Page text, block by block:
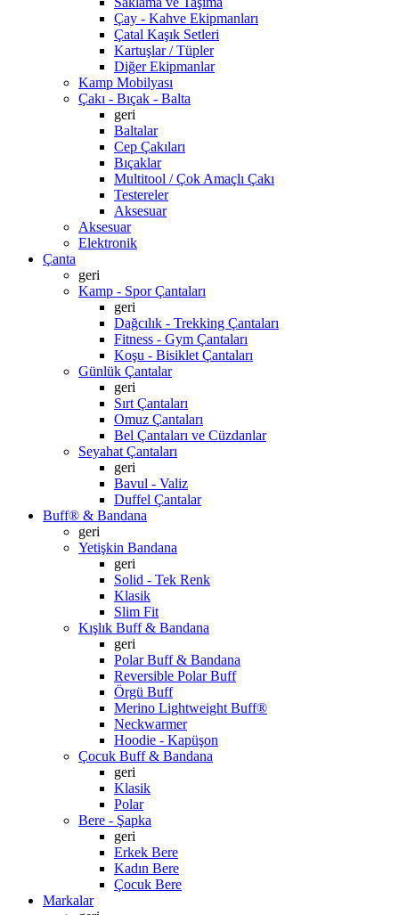
Çay - Kahve Ekipmanları
Çatal Kaşık Setleri
Kartuşlar / Tüpler
Diğer Ekipmanlar
Kamp Mobilyası
Çakı - Bıçak - Balta
geri
Baltalar
Cep Çakıları
Bıçaklar
Multitool / Çok Amaçlı Çakı
Testereler
Aksesuar
Aksesuar
Elektronik
Çanta
geri
Kamp - Spor Çantaları
geri
Dağcılık - Trekking Çantaları
Fitness - Gym Çantaları
Koşu - Bisiklet Çantaları
Günlük Çantalar
geri
Sırt Çantaları
Omuz Çantaları
Bel Çantaları ve Cüzdanlar
Seyahat Çantaları
geri
Bavul - Valiz
Duffel Çantalar
Buff® & Bandana
geri
Yetişkin Bandana
geri
Solid - Tek Renk
Klasik
Slim Fit
Kışlık Buff & Bandana
geri
Polar Buff & Bandana
Reversible Polar Buff
Örgü Buff
Merino Lightweight Buff®
Neckwarmer
Hoodie - Kapüşon
Çocuk Buff & Bandana
geri
Klasik
Polar
Bere - Şapka
geri
Erkek Bere
Kadın Bere
Çocuk Bere
Markalar